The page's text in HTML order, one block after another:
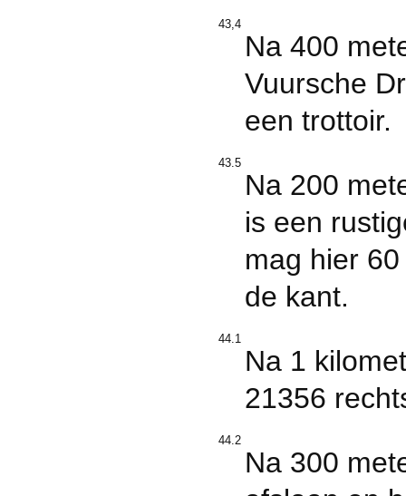
43,4
Na 400
Vuursche
een trottoir.
43.5
Na 200
is een
mag hier
de kant.
44.1
Na 1
21356
44.2
Na 300